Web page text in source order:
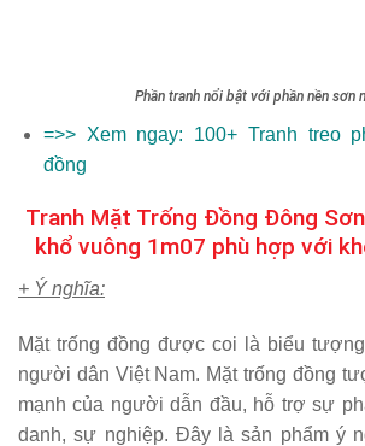
Phần tranh nổi bật với phần nền sơn
=>> Xem ngay: 100+ Tranh treo
đồng
Tranh Mặt Trống Đồng Đông
khổ vuông 1m07 phù hợp với
+ Ý nghĩa:
Mặt trống đồng được coi là biểu
người dân Việt Nam. Mặt trống đồng
mạnh của người dẫn đầu, hỗ trợ sự
danh, sự nghiệp. Đây là sản phẩm ý